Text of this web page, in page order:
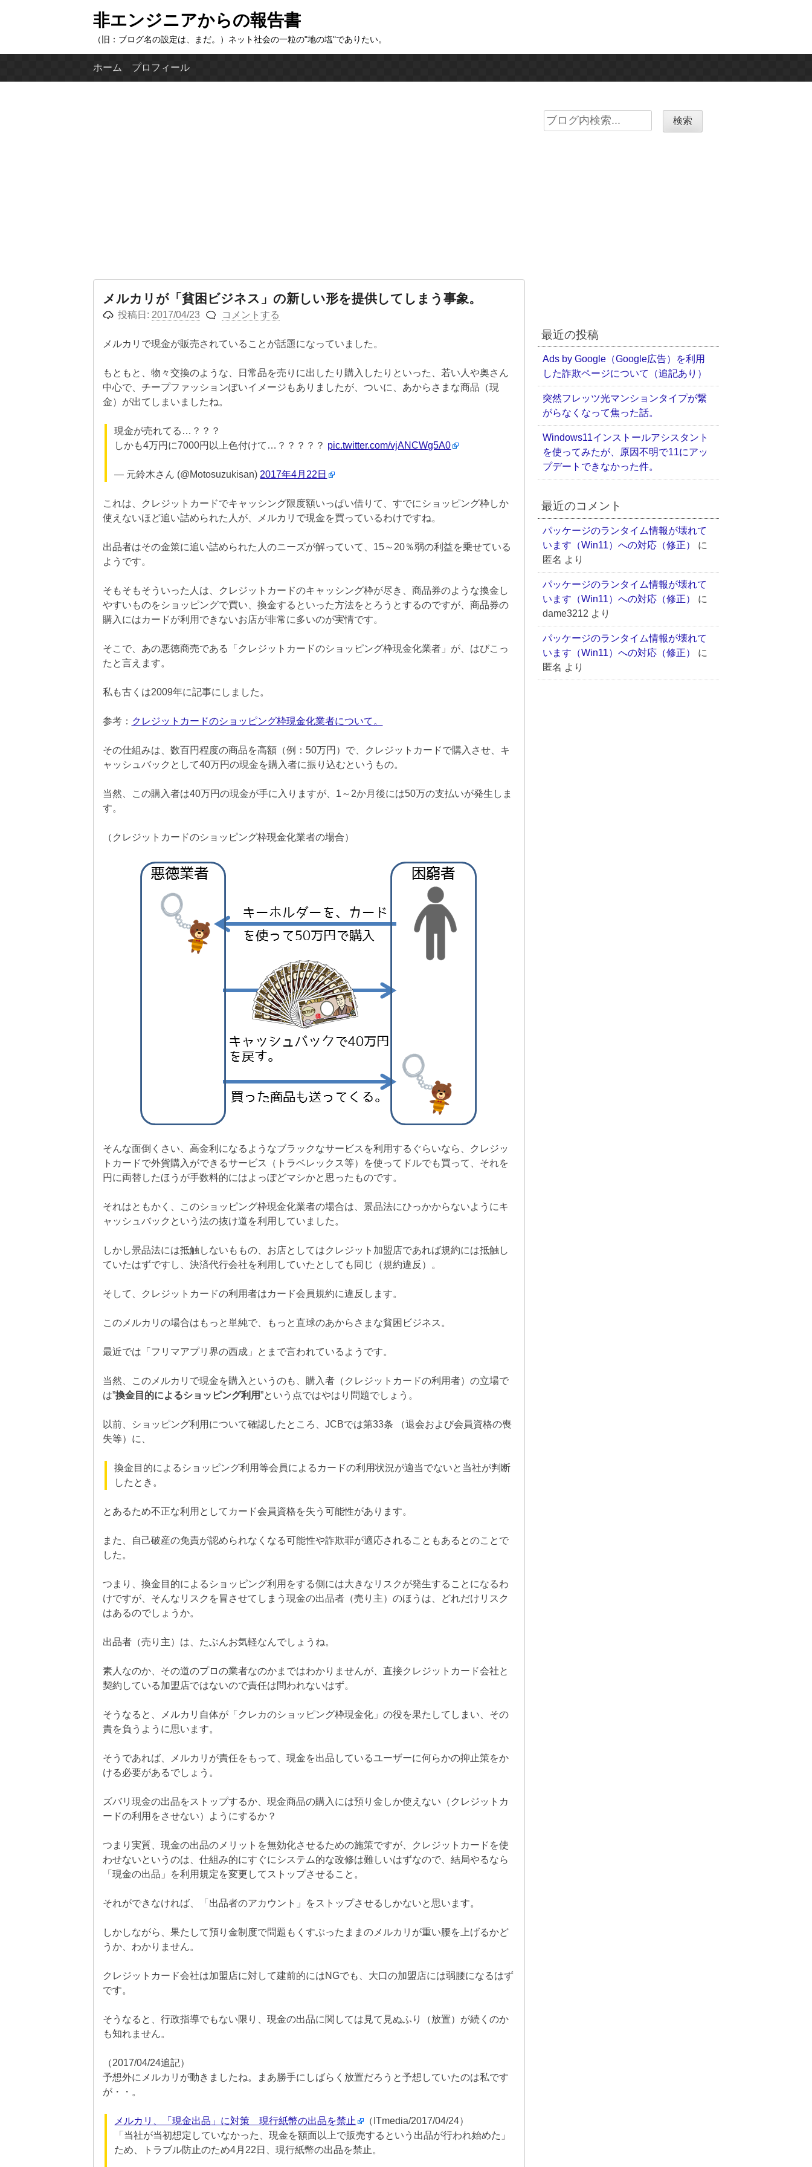
コ
ン
テ
ツ
非エンジニアからの報告書
（旧：ブログ名の設定は、まだ。）ネット社会の一粒の"地の塩"でありたい。
ホーム プロフィール
メルカリが「貧困ビジネス」の新しい形を提供してしまう事象。
投稿日: 2017/04/23 コメントする
メルカリで現金が販売されていることが話題になっていました。
もともと、物々交換のような、日常品を売りに出したり購入したりといった、若い人や奥さん
中心で、チープファッションぽいイメージもありましたが、ついに、あからさまな商品（現
金）が出てしまいましたね。
現金が売れてる…？？？
しかも4万円に7000円以上色付けて…？？？？？ pic.twitter.com/vjANCWg5A0
— 元鈴木さん (@Motosuzukisan) 2017年4月22日
これは、クレジットカードでキャッシング限度額いっぱい借りて、すでにショッピング枠しか
使えないほど追い詰められた人が、メルカリで現金を買っているわけですね。
出品者はその金策に追い詰められた人のニーズが解っていて、15～20％弱の利益を乗せている
ようです。
そもそもそういった人は、クレジットカードのキャッシング枠が尽き、商品券のような換金し
やすいものをショッピングで買い、換金するといった方法をとろうとするのですが、商品券の
購入にはカードが利用できないお店が非常に多いのが実情です。
そこで、あの悪徳商売である「クレジットカードのショッピング枠現金化業者」が、はびこっ
たと言えます。
私も古くは2009年に記事にしました。
参考： クレジットカードのショッピング枠現金化業者について。
その仕組みは、数百円程度の商品を高額（例：50万円）で、クレジットカードで購入させ、キ
ャッシュバックとして40万円の現金を購入者に振り込むというもの。
当然、この購入者は40万円の現金が手に入りますが、1～2か月後には50万の支払いが発生しま
す。
（クレジットカードのショッピング枠現金化業者の場合）
そんな面倒くさい、高金利になるようなブラックなサービスを利用するぐらいなら、クレジッ
トカードで外貨購入ができるサービス（トラベレックス等）を使ってドルでも買って、それを
円に両替したほうが手数料的にはよっぽどマシかと思ったものです。
それはともかく、このショッピング枠現金化業者の場合は、景品法にひっかからないようにキ
ャッシュバックという法の抜け道を利用していました。
しかし景品法には抵触しないももの、お店としてはクレジット加盟店であれば規約には抵触し
ていたはずですし、決済代行会社を利用していたとしても同じ（規約違反）。
そして、クレジットカードの利用者はカード会員規約に違反します。
このメルカリの場合はもっと単純で、もっと直球のあからさまな貧困ビジネス。
最近では「フリマアプリ界の西成」とまで言われているようです。
当然、このメルカリで現金を購入というのも、購入者（クレジットカードの利用者）の立場で
は”換金目的によるショッピング利用”という点ではやはり問題でしょう。
以前、ショッピング利用について確認したところ、JCBでは第33条 （退会および会員資格の喪
失等）に、
換金目的によるショッピング利用等会員によるカードの利用状況が適当でないと当社が判断
したとき。
とあるため不正な利用としてカード会員資格を失う可能性があります。
また、自己破産の免責が認められなくなる可能性や詐欺罪が適応されることもあるとのことで
した。
つまり、換金目的によるショッピング利用をする側には大きなリスクが発生することになるわ
けですが、そんなリスクを冒させてしまう現金の出品者（売り主）のほうは、どれだけリスク
はあるのでしょうか。
出品者（売り主）は、たぶんお気軽なんでしょうね。
素人なのか、その道のプロの業者なのかまではわかりませんが、直接クレジットカード会社と
契約している加盟店ではないので責任は問われないはず。
そうなると、メルカリ自体が「クレカのショッピング枠現金化」の役を果たしてしまい、その
責を負うように思います。
そうであれば、メルカリが責任をもって、現金を出品しているユーザーに何らかの抑止策をか
ける必要があるでしょう。
ズバリ現金の出品をストップするか、現金商品の購入には預り金しか使えない（クレジットカ
ードの利用をさせない）ようにするか？
つまり実質、現金の出品のメリットを無効化させるための施策ですが、クレジットカードを使
わせないというのは、仕組み的にすぐにシステム的な改修は難しいはずなので、結局やるなら
「現金の出品」を利用規定を変更してストップさせること。
それができなければ、「出品者のアカウント」をストップさせるしかないと思います。
しかしながら、果たして預り金制度で問題もくすぶったままのメルカリが重い腰を上げるかど
うか、わかりません。
クレジットカード会社は加盟店に対して建前的にはNGでも、大口の加盟店には弱腰になるはず
です。
そうなると、行政指導でもない限り、現金の出品に関しては見て見ぬふり（放置）が続くのか
も知れません。
（2017/04/24追記）
予想外にメルカリが動きましたね。まあ勝手にしばらく放置だろうと予想していたのは私です
が・・。
メルカリ、「現金出品」に対策 現行紙幣の出品を禁止
（ITmedia/2017/04/24）
「当社が当初想定していなかった、現金を額面以上で販売するという出品が行われ始めた」
ため、トラブル防止のため4月22日、現行紙幣の出品を禁止。
Search
最近の投稿
Ads by Google（Google広告）を利用
した詐欺ページについて（追記あり）
突然フレッツ光マンションタイプが繋
がらなくなって焦った話。
Windows11インストールアシスタント
を使ってみたが、原因不明で11にアッ
プデートできなかった件。
最近のコメント
パッケージのランタイム情報が壊れて
います（Win11）への対応（修正）
に
匿名 より
パッケージのランタイム情報が壊れて
います（Win11）への対応（修正）
に
dame3212 より
パッケージのランタイム情報が壊れて
います（Win11）への対応（修正）
に
匿名 より